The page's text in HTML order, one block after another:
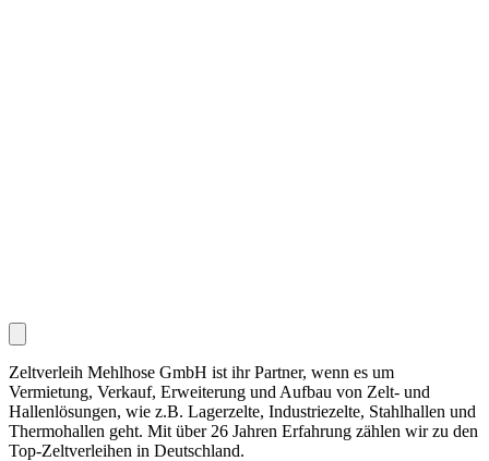
Zeltverleih Mehlhose GmbH ist ihr Partner, wenn es um
Vermietung, Verkauf, Erweiterung und Aufbau von Zelt- und
Hallenlösungen, wie z.B. Lagerzelte, Industriezelte, Stahlhallen und
Thermohallen geht. Mit über 26 Jahren Erfahrung zählen wir zu den
Top-Zeltverleihen in Deutschland.